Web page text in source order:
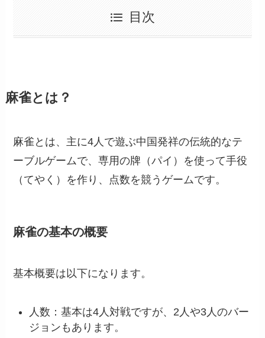
目次
麻雀とは？
麻雀とは、主に4人で遊ぶ中国発祥の伝統的なテ
ーブルゲームで、専用の牌（パイ）を使って手役
（てやく）を作り、点数を競うゲームです。
麻雀の基本の概要
基本概要は以下になります。
人数：基本は4人対戦ですが、2人や3人のバー
ジョンもあります。